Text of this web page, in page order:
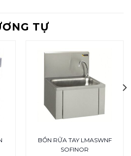
TỰ
BỒN RỬA TAY LMASWNF
SOFINOR